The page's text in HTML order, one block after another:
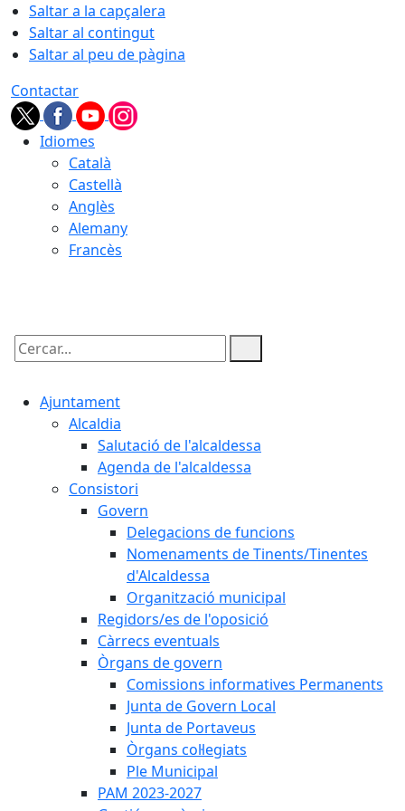
Saltar a la capçalera
Saltar al contingut
Saltar al peu de pàgina
Contactar
Idiomes
Català
Castellà
Anglès
Alemany
Francès
Cercar:
Ajuntament
Alcaldia
Salutació de l'alcaldessa
Agenda de l'alcaldessa
Consistori
Govern
Delegacions de funcions
Nomenaments de Tinents/Tinentes
d'Alcaldessa
Organització municipal
Regidors/es de l'oposició
Càrrecs eventuals
Òrgans de govern
Comissions informatives Permanents
Junta de Govern Local
Junta de Portaveus
Òrgans col·legiats
Ple Municipal
PAM 2023-2027